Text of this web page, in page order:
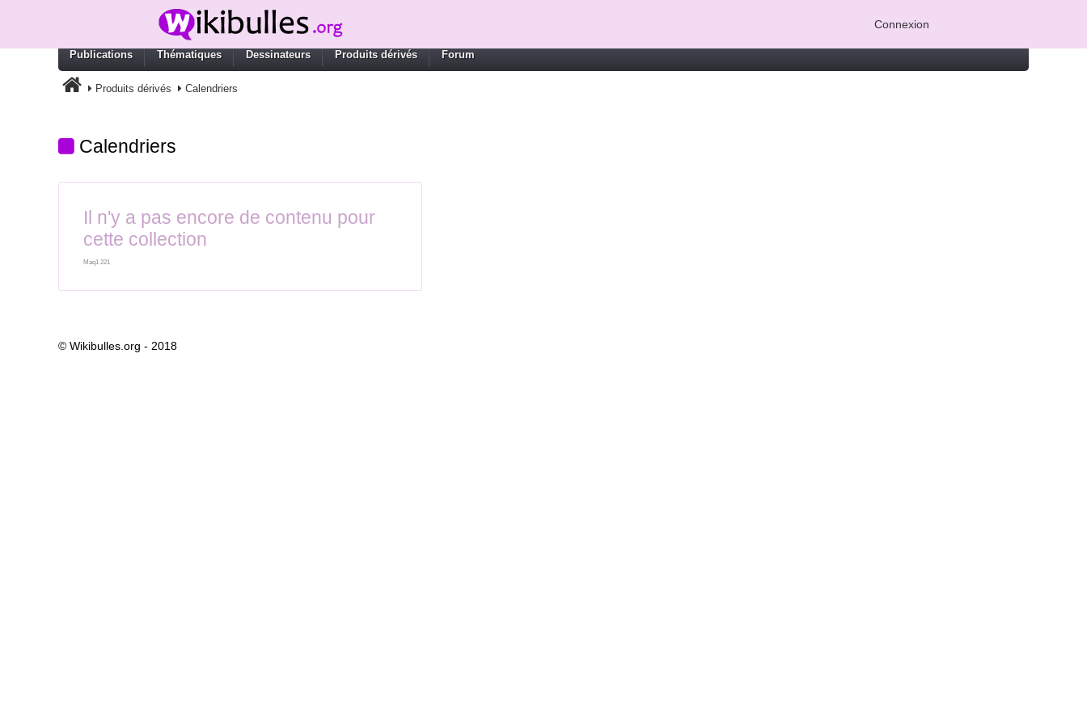
Connexion
Publications Thématiques Dessinateurs Produits dérivés Forum
Produits dérivés Calendriers
Calendriers
Il n'y a pas encore de contenu pour
cette collection
Maq1 221
© Wikibulles.org - 2018